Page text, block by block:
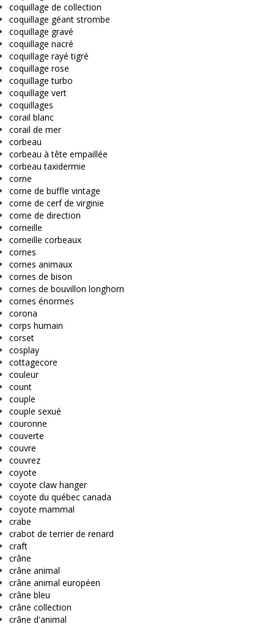
coquillage de collection
coquillage géant strombe
coquillage gravé
coquillage nacré
coquillage rayé tigré
coquillage rose
coquillage turbo
coquillage vert
coquillages
corail blanc
corail de mer
corbeau
corbeau à tête empaillée
corbeau taxidermie
corne
corne de buffle vintage
corne de cerf de virginie
corne de direction
corneille
corneille corbeaux
cornes
cornes animaux
cornes de bison
cornes de bouvillon longhorn
cornes énormes
corona
corps humain
corset
cosplay
cottagecore
couleur
count
couple
couple sexué
couronne
couverte
couvre
couvrez
coyote
coyote claw hanger
coyote du québec canada
coyote mammal
crabe
crabot de terrier de renard
craft
crâne
crâne animal
crâne animal européen
crâne bleu
crâne collection
crâne d'animal